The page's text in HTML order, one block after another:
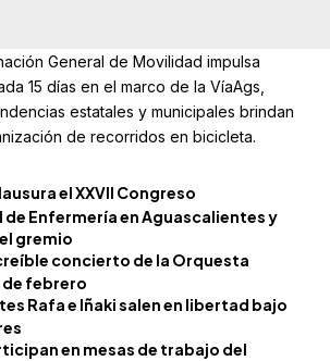
General de Movilidad impulsa
15 días en el marco de la VíaAgs,
estatales y municipales brindan
de recorridos en bicicleta.
el XXVII Congreso
Enfermería en Aguascalientes y
gremio
concierto de la Orquesta
de febrero
Rafa e Iñaki salen en libertad bajo
en mesas de trabajo del